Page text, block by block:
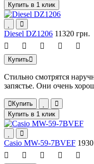
Купить в 1 клик
Diesel DZ1206 11320 грн.
Купить
Стильно смотрятся
запястье. Они очень
Купить
Купить в 1 клик
Casio MW-59-7BVEF